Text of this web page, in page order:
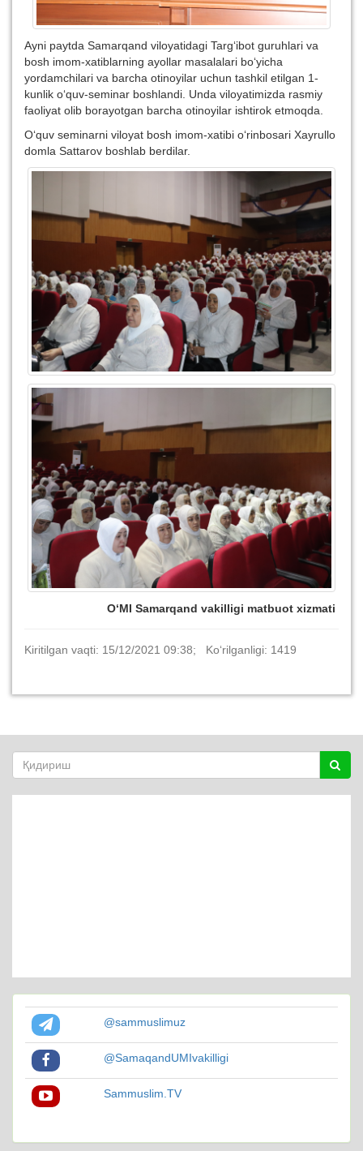
Ayni paytda Samarqand viloyatidagi Targ‘ibot guruhlari va
bosh imom-xatiblarning ayollar masalalari bo‘yicha
yordamchilari va barcha otinoyilar uchun tashkil etilgan 1-
kunlik o‘quv-seminar boshlandi. Unda viloyatimizda rasmiy
faoliyat olib borayotgan barcha otinoyilar ishtirok etmoqda.
O‘quv seminarni viloyat bosh imom-xatibi o‘rinbosari Xayrullo
domla Sattarov boshlab berdilar.
O‘MI Samarqand vakilligi matbuot xizmati
Kiritilgan vaqti: 15/12/2021 09:38; Ko‘rilganligi: 1419
@sammuslimuz
@SamaqandUMIvakilligi
Sammuslim.TV